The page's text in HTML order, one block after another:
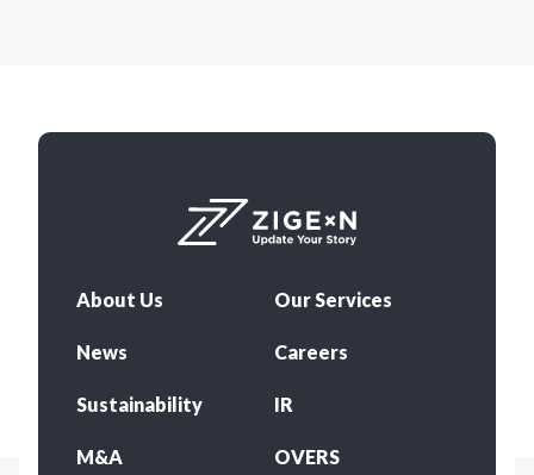
About Us Our Services
News Careers
Sustainability IR
M&A OVERS